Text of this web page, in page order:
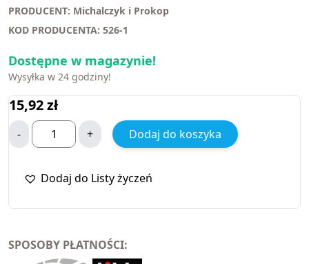
PRODUCENT: Michalczyk i Prokop
KOD PRODUCENTA: 526-1
Dostępne w magazynie!
Wysyłka w 24 godziny!
15,92zł
- + Dodaj do koszyka
Dodaj do Listy życzeń
SPOSOBY PŁATNOŚCI: